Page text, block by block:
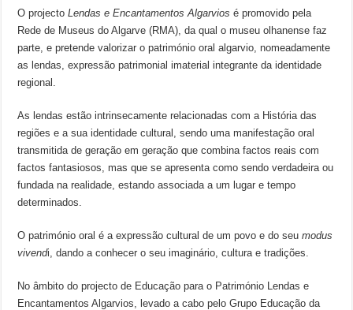
O projectoLendas e Encantamentos Algarvios é promovido pela
Rede de Museus do Algarve (RMA), da qual o museu olhanense faz
parte, e pretende valorizar o património oral algarvio, nomeadamente
as lendas, expressão patrimonial imaterial integrante da identidade
regional.
As lendas estão intrinsecamente relacionadas com a História das
regiões e a sua identidade cultural, sendo uma manifestação oral
transmitida de geração em geração que combina factos reais com
factos fantasiosos, mas que se apresenta como sendo verdadeira ou
fundada na realidade, estando associada a um lugar e tempo
determinados.
O património oral é a expressão cultural de um povo e do seumodus
vivendi, dando a conhecer o seu imaginário, cultura e tradições.
No âmbito do projecto de Educação para o Património Lendas e
Encantamentos Algarvios, levado a cabo pelo Grupo Educação da